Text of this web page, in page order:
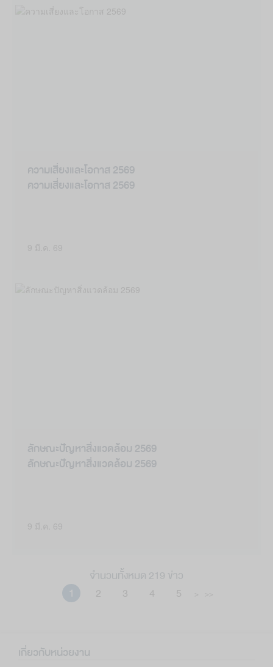
ความเสี่ยงและโอกาส 2569
ความเสี่ยงและโอกาส 2569
ลักษณะปัญหาสิ่งแวดล้อม 2569
ลักษณะปัญหาสิ่งแวดล้อม 2569
จำนวนทั้งหมด 219 ข่าว
1
2 3 4 5
เกี่ยวกับหน่วยงาน